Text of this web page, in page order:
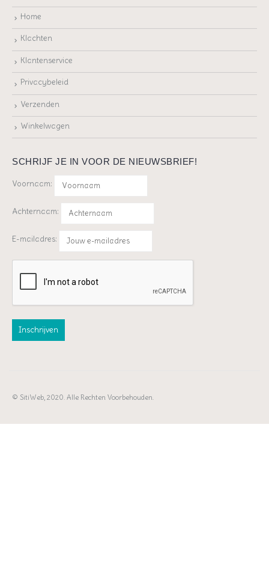
Home
Klachten
Klantenservice
Privacybeleid
Verzenden
Winkelwagen
SCHRIJF JE IN VOOR DE NIEUWSBRIEF!
Voornaam:
Achternaam:
E-mailadres:
© SitiWeb, 2020. Alle Rechten Voorbehouden.